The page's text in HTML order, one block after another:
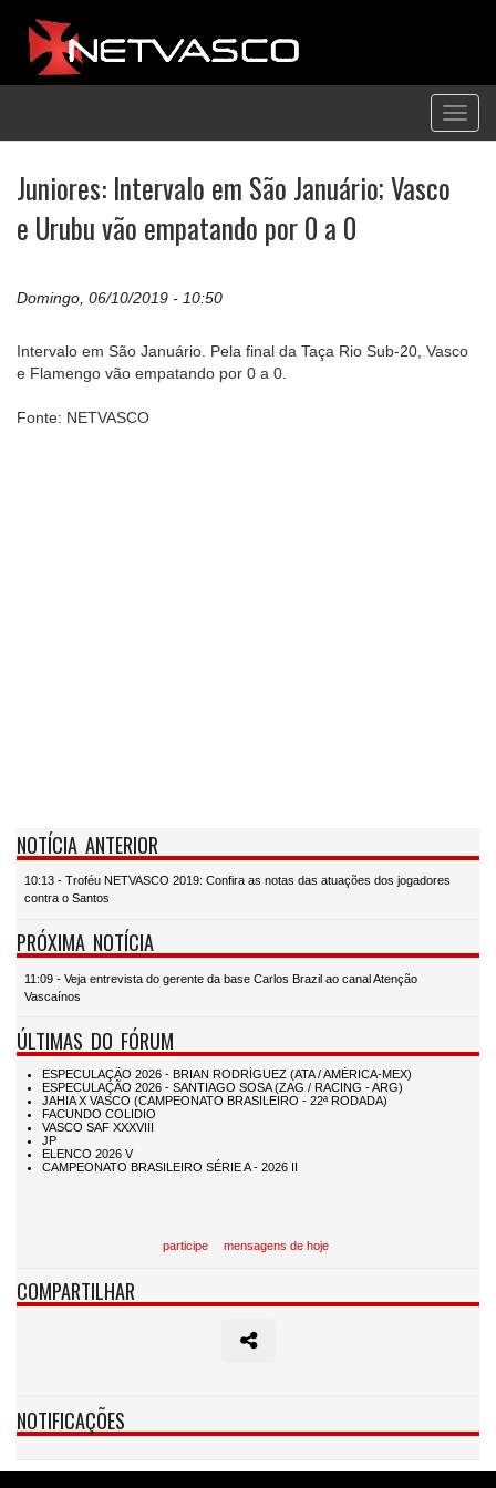
Juniores: Intervalo em São Januário; Vasco
e Urubu vão empatando por 0 a 0
Domingo, 06/10/2019 - 10:50
Intervalo em São Januário. Pela final da Taça Rio Sub-20, Vasco
e Flamengo vão empatando por 0 a 0.
Fonte: NETVASCO
NOTÍCIA ANTERIOR
10:13 - Troféu NETVASCO 2019: Confira as notas das atuações dos jogadores
contra o Santos
PRÓXIMA NOTÍCIA
11:09 - Veja entrevista do gerente da base Carlos Brazil ao canal Atenção
Vascaínos
ÚLTIMAS DO FÓRUM
participe mensagens de hoje
COMPARTILHAR
NOTIFICAÇÕES